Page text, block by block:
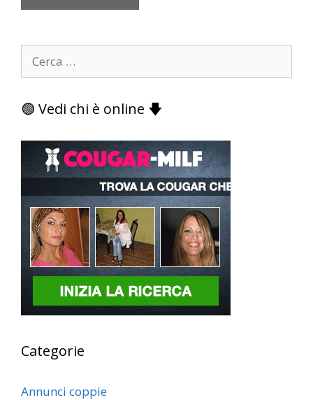
per:
🟢 Vedi chi è online 🡇
Categorie
Annunci coppie